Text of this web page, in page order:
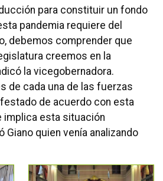
para constituir un fondo
pandemia requiere del
debemos comprender que
creemos en la
la vicegobernadora.
de cada una de las fuerzas
de acuerdo con esta
implica esta situación
quien venía analizando